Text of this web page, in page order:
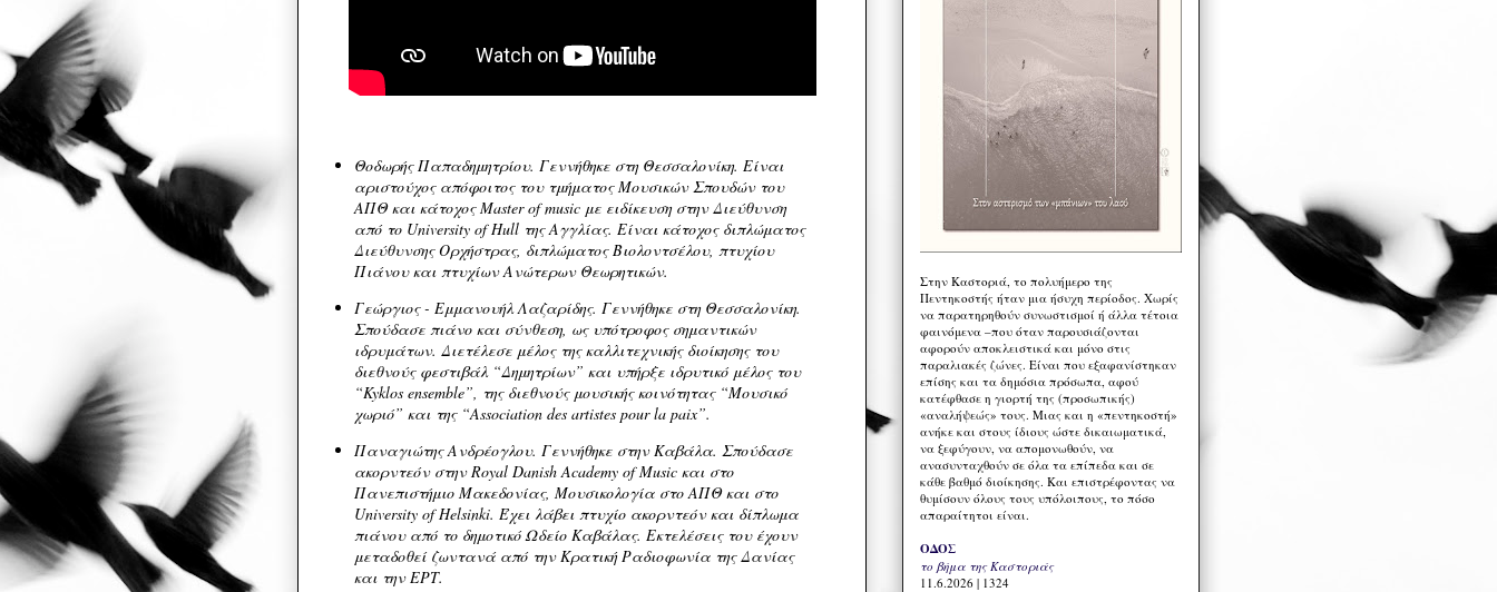
Θοδωρής Παπαδημητρίου. Γεννήθηκε στη Θεσσαλονίκη. Είναι
αριστούχος απόφοιτος του τμήματος Μουσικών Σπουδών του
ΑΠΘ και κάτοχος Master of music με ειδίκευση στην Διεύθυνση
από το University of Hull της Αγγλίας. Είναι κάτοχος διπλώματος
Διεύθυνσης Ορχήστρας, διπλώματος Βιολοντσέλου, πτυχίου
Πιάνου και πτυχίων Ανώτερων Θεωρητικών.
Γεώργιος - Εμμανουήλ Λαζαρίδης. Γεννήθηκε στη Θεσσαλονίκη.
Σπούδασε πιάνο και σύνθεση, ως υπότροφος σημαντικών
ιδρυμάτων. Διετέλεσε μέλος της καλλιτεχνικής διοίκησης του
διεθνούς φεστιβάλ “Δημητρίων” και υπήρξε ιδρυτικό μέλος του
“Kyklos ensemble”, της διεθνούς μουσικής κοινότητας “Μουσικό
χωριό” και της “Association des artistes pour la paix”.
Παναγιώτης Ανδρέογλου. Γεννήθηκε στην Καβάλα. Σπούδασε
ακορντεόν στην Royal Danish Academy of Music και στο
Πανεπιστήμιο Μακεδονίας, Μουσικολογία στο ΑΠΘ και στο
University of Helsinki. Έχει λάβει πτυχίο ακορντεόν και δίπλωμα
πιάνου από το δημοτικό Ωδείο Καβάλας. Εκτελέσεις του έχουν
μεταδοθεί ζωντανά από την Κρατική Ραδιοφωνία της Δανίας
και την ΕΡΤ.
Στην Καστοριά, το πολυήμερο της
Πεντηκοστής ήταν μια ήσυχη περίοδος. Χωρίς
να παρατηρηθούν συνωστισμοί ή άλλα τέτοια
φαινόμενα –που όταν παρουσιάζονται
αφορούν αποκλειστικά και μόνο στις
παραλιακές ζώνες. Είναι που εξαφανίστηκαν
επίσης και τα δημόσια πρόσωπα, αφού
κατέφθασε η γιορτή της (προσωπικής)
«αναλήψεώς» τους. Μιας και η «πεντηκοστή»
ανήκε και στους ίδιους ώστε δικαιωματικά,
να ξεφύγουν, να απομονωθούν, να
ανασυνταχθούν σε όλα τα επίπεδα και σε
κάθε βαθμό διοίκησης. Και επιστρέφοντας να
θυμίσουν όλους τους υπόλοιπους, το πόσο
απαραίτητοι είναι.
ΟΔΟΣ
το βήμα της Καστοριάς
11.6.2026 | 1324